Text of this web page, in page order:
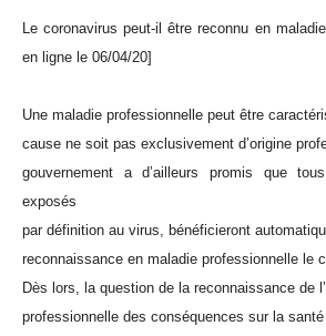
Le coronavirus peut-il être reconnu en
en ligne le 06/04/20]
Une maladie professionnelle peut être
cause ne soit pas exclusivement d’origine
gouvernement a d’ailleurs promis que
exposés
par définition au virus, bénéficieront
reconnaissance en maladie professionnelle le
Dès lors, la question de la reconnaissance de
professionnelle des conséquences sur la